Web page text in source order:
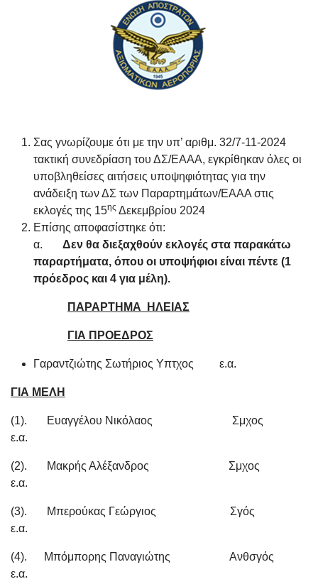
Σας γνωρίζουμε ότι με την υπ’ αριθμ. 32/7-11-2024
τακτική συνεδρίαση του ΔΣ/ΕΑΑΑ, εγκρίθηκαν όλες οι
υποβληθείσες αιτήσεις υποψηφιότητας για την
ανάδειξη των ΔΣ των Παραρτημάτων/ΕΑΑΑ στις
εκλογές της 15ης Δεκεμβρίου 2024
Επίσης αποφασίστηκε ότι:
α. Δεν θα διεξαχθούν εκλογές στα παρακάτω
παραρτήματα, όπου οι υποψήφιοι είναι πέντε (1
πρόεδρος και 4 για μέλη).
ΠΑΡΑΡΤΗΜΑ ΗΛΕΙΑΣ
ΓΙΑ ΠΡΟΕΔΡΟΣ
Γαραντζιώτης Σωτήριος Υπτχος ε.α.
ΓΙΑ ΜΕΛΗ
(1). Ευαγγέλου Νικόλαος Σμχος
ε.α.
(2). Μακρής Αλέξανδρος Σμχος
ε.α.
(3). Μπερούκας Γεώργιος Σγός
ε.α.
(4). Μπόμπορης Παναγιώτης Ανθσγός
ε.α.